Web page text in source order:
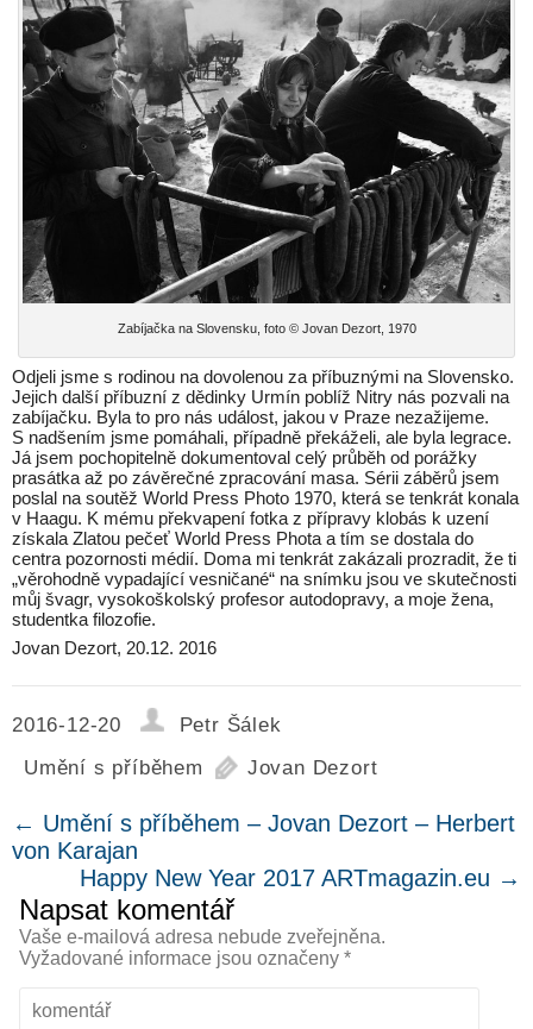
Zabíjačka na Slovensku, foto © Jovan Dezort, 1970
Odjeli jsme s rodinou na dovolenou za příbuznými na Slovensko.
Jejich další příbuzní z dědinky Urmín poblíž Nitry nás pozvali na
zabíjačku. Byla to pro nás událost, jakou v Praze nezažijeme.
S nadšením jsme pomáhali, případně překáželi, ale byla legrace.
Já jsem pochopitelně dokumentoval celý průběh od porážky
prasátka až po závěrečné zpracování masa. Sérii záběrů jsem
poslal na soutěž World Press Photo 1970, která se tenkrát konala
v Haagu. K mému překvapení fotka z přípravy klobás k uzení
získala Zlatou pečeť World Press Phota a tím se dostala do
centra pozornosti médií. Doma mi tenkrát zakázali prozradit, že ti
„věrohodně vypadající vesničané“ na snímku jsou ve skutečnosti
můj švagr, vysokoškolský profesor autodopravy, a moje žena,
studentka filozofie.
Jovan Dezort, 20.12. 2016
2016-12-20
Petr Šálek
Umění s příběhem
Jovan Dezort
← Umění s příběhem – Jovan Dezort – Herbert
von Karajan
Happy New Year 2017 ARTmagazin.eu →
Napsat komentář
Vaše e-mailová adresa nebude zveřejněna.
Vyžadované informace jsou označeny *